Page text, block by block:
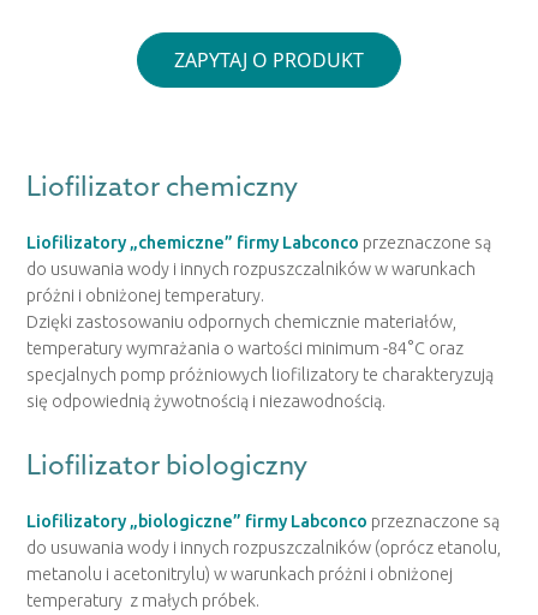
ZAPYTAJ O PRODUKT
Liofilizator chemiczny
Liofilizatory „chemiczne” firmy Labconco przeznaczone są
do usuwania wody i innych rozpuszczalników w warunkach
próżni i obniżonej temperatury.
Dzięki zastosowaniu odpornych chemicznie materiałów,
temperatury wymrażania o wartości minimum -84°C oraz
specjalnych pomp próżniowych liofilizatory te charakteryzują
się odpowiednią żywotnością i niezawodnością.
Liofilizator biologiczny
Liofilizatory „biologiczne” firmy Labconco przeznaczone są
do usuwania wody i innych rozpuszczalników (oprócz etanolu,
metanolu i acetonitrylu) w warunkach próżni i obniżonej
temperatury z małych próbek.